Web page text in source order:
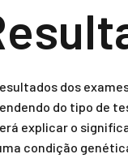
dos
do tipo de
explicar o
condição